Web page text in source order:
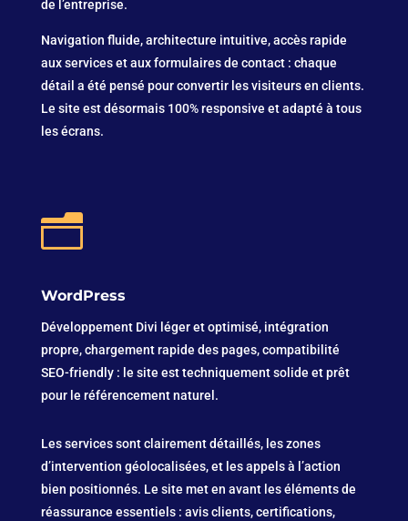
de l’entreprise.
Navigation fluide, architecture intuitive, accès rapide
aux services et aux formulaires de contact : chaque
détail a été pensé pour convertir les visiteurs en clients.
Le site est désormais 100% responsive et adapté à tous
les écrans.
n
WordPress
Développement Divi léger et optimisé, intégration
propre, chargement rapide des pages, compatibilité
SEO-friendly : le site est techniquement solide et prêt
pour le référencement naturel.
Les services sont clairement détaillés, les zones
d’intervention géolocalisées, et les appels à l’action
bien positionnés. Le site met en avant les éléments de
réassurance essentiels : avis clients, certifications,